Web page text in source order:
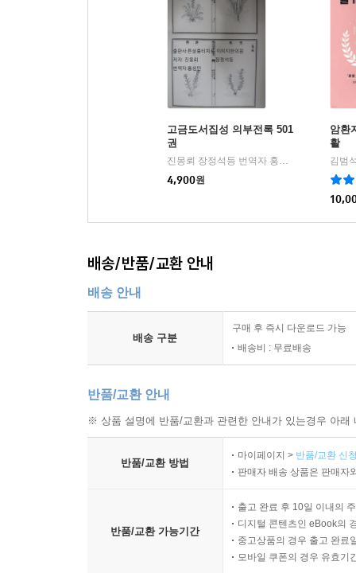
고금도서집성 의부전록 501
권
u-
4,900원
암환
활
김범
배송/반품/교환 안내
배송 안내
배송 구분
구매 후 즉시 다운로드 가능
배송비 : 무료배송
반품/교환 안내
※ 상품 설명에 반품/교환과 관련한 안내가 있는경우 아
반품/교환 방법
마이페이지 > 반품/교환 신
판매자 배송 상품은 판매자
반품/교환 가능기간
출고 완료 후 10일 이내의
디지털 콘텐츠인 eBook의
중고상품의 경우 출고 완료
모바일 쿠폰의 경우 유효기